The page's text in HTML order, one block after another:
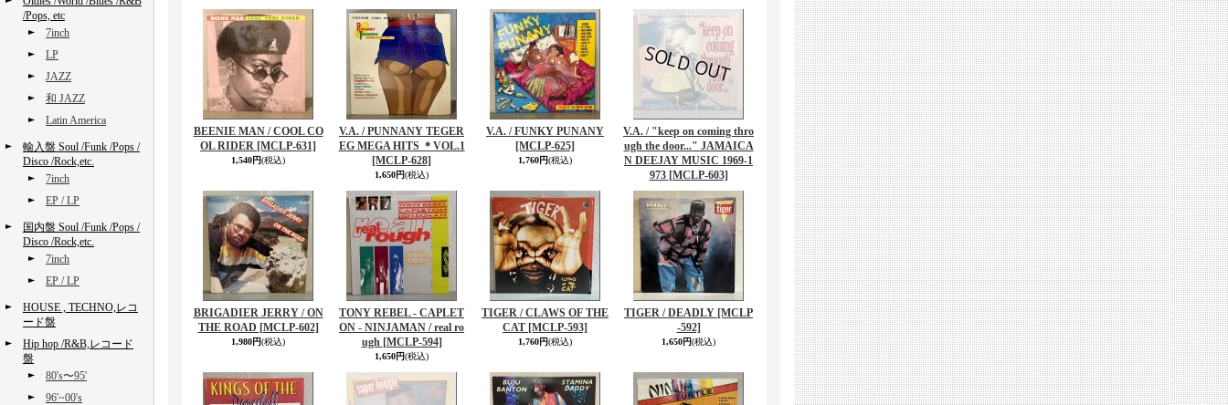
/Pops, etc
7inch
LP
JAZZ
和 JAZZ
Latin America
輸入盤 Soul /Funk /Pops /
Disco /Rock,etc.
7inch
EP / LP
国内盤 Soul /Funk /Pops /
Disco /Rock,etc.
7inch
EP / LP
HOUSE , TECHNO,レコ
ード盤
Hip hop /R&B,レコード
盤
80's〜95'
96'~00's
BEENIE MAN / COOL CO
OL RIDER [MCLP-631]
1,540円(税込)
V.A. / PUNNANY TEGER
EG MEGA HITS ＊VOL.1
[MCLP-628]
1,650円(税込)
V.A. / FUNKY PUNANY
[MCLP-625]
1,760円(税込)
V.A. / "keep on coming thro
ugh the door..." JAMAICA
N DEEJAY MUSIC 1969-1
973 [MCLP-603]
BRIGADIER JERRY / ON
THE ROAD [MCLP-602]
1,980円(税込)
TONY REBEL - CAPLET
ON - NINJAMAN / real ro
ugh [MCLP-594]
1,650円(税込)
TIGER / CLAWS OF THE
CAT [MCLP-593]
1,760円(税込)
TIGER / DEADLY [MCLP
-592]
1,650円(税込)